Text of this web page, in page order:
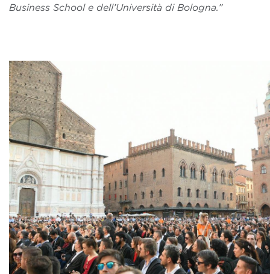
Business School e dell’Università di Bologna.”